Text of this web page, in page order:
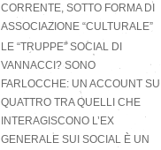
CORRENTE, SOTTO FORMA DI
ASSOCIAZIONE “CULTURALE”
LE “TRUPPE” SOCIAL DI
VANNACCI? SONO
FARLOCCHE: UN ACCOUNT SU
QUATTRO TRA QUELLI CHE
INTERAGISCONO L’EX
GENERALE SUI SOCIAL È UN